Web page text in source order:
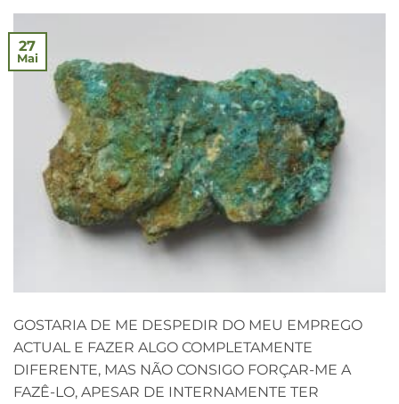
27
Mai
GOSTARIA DE ME DESPEDIR DO MEU EMPREGO
ACTUAL E FAZER ALGO COMPLETAMENTE
DIFERENTE, MAS NÃO CONSIGO FORÇAR-ME A
FAZÊ-LO, APESAR DE INTERNAMENTE TER